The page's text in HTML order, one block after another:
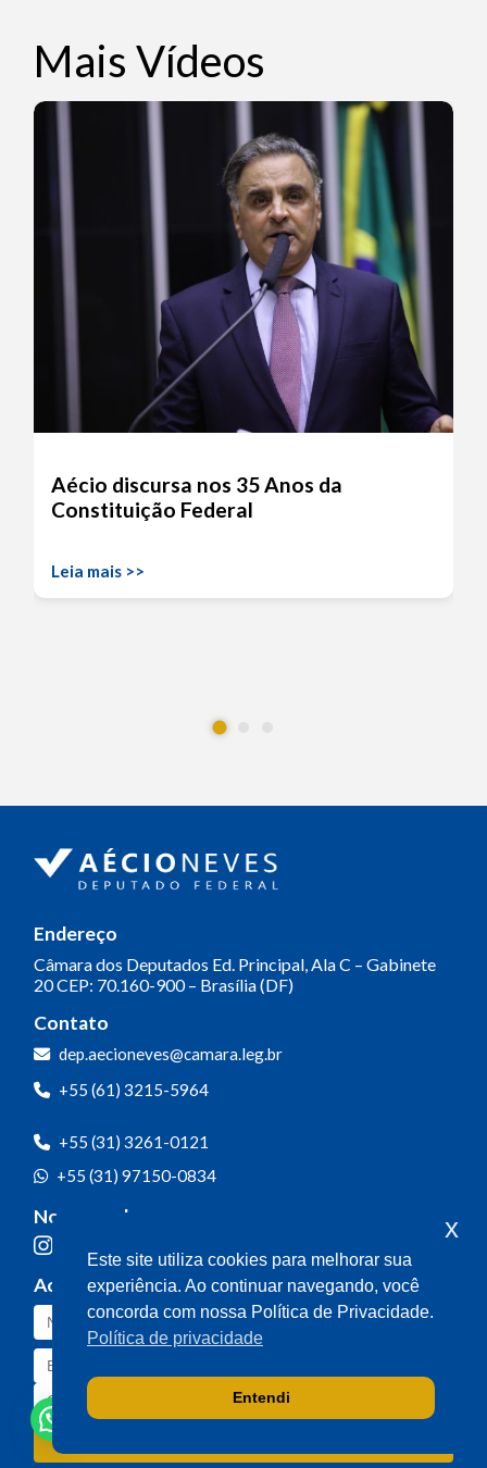
Mais Vídeos
Aécio discursa nos 35 Anos da
Constituição Federal
Leia mais >>
Endereço
Câmara dos Deputados Ed. Principal, Ala C – Gabinete
20CEP: 70.160-900 – Brasília (DF)
Contato
dep.aecioneves@camara.leg.br
+55 (61) 3215-5964
+55 (31) 3261-0121
+55 (31) 97150-0834
Nossas redes
Acompanhe o meu mandato
Este site utiliza cookies para melhorar sua
experiência. Ao continuar navegando, você
concorda com nossa Política de Privacidade.
Política de privacidade
Entendi
x